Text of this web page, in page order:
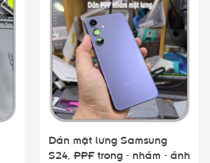
Dán mặt lưng Samsung
S24, PPF trong - nhám - ánh